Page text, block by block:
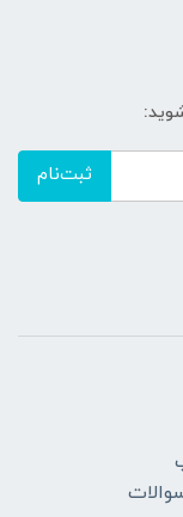
ثبت‌نام
سوالات